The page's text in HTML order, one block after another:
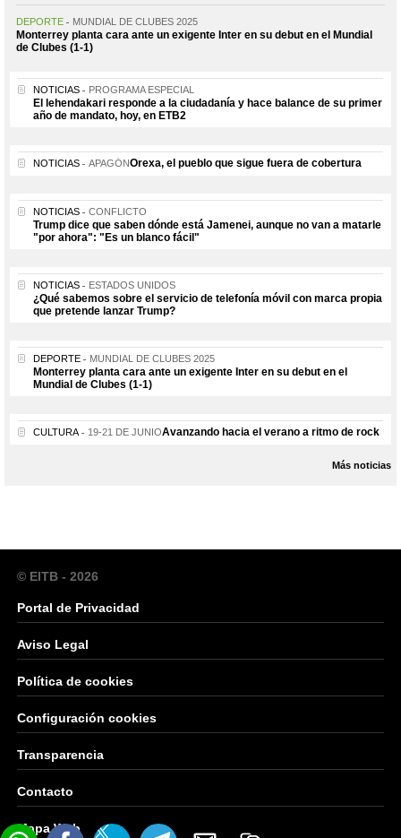
DEPORTE MUNDIAL DE CLUBES 2025
Monterrey planta cara ante un exigente Inter en su debut en el Mundial
de Clubes (1-1)
NOTICIAS PROGRAMA ESPECIAL
El lehendakari responde a la ciudadanía y hace balance de su primer
año de mandato, hoy, en ETB2
NOTICIAS APAGÓNOrexa, el pueblo que sigue fuera de cobertura
NOTICIAS CONFLICTO
Trump dice que saben dónde está Jamenei, aunque no van a matarle
"por ahora": "Es un blanco fácil"
NOTICIAS ESTADOS UNIDOS
¿Qué sabemos sobre el servicio de telefonía móvil con marca propia
que pretende lanzar Trump?
DEPORTE MUNDIAL DE CLUBES 2025
Monterrey planta cara ante un exigente Inter en su debut en el
Mundial de Clubes (1-1)
CULTURA 19-21 DE JUNIOAvanzando hacia el verano a ritmo de rock
Más noticias
© EITB - 2026
Portal de Privacidad
Aviso Legal
Política de cookies
Configuración cookies
Transparencia
Contacto
Mapa Web